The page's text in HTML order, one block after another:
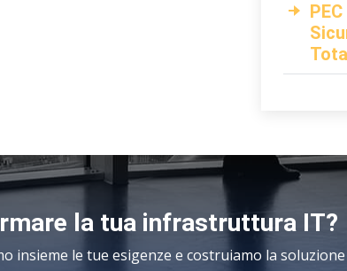
la tua infrastruttura IT?
insieme le tue esigenze e costruiamo la soluzione